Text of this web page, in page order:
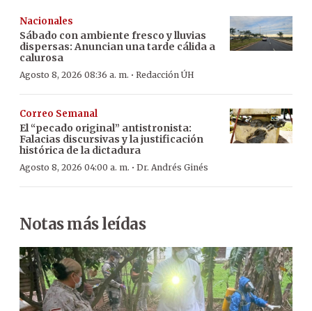
Nacionales
Sábado con ambiente fresco y lluvias
dispersas: Anuncian una tarde cálida a
calurosa
Agosto 8, 2026 08:36 a. m. · Redacción ÚH
Correo Semanal
El “pecado original” antistronista:
Falacias discursivas y la justificación
histórica de la dictadura
Agosto 8, 2026 04:00 a. m. · Dr. Andrés Ginés
Notas más leídas